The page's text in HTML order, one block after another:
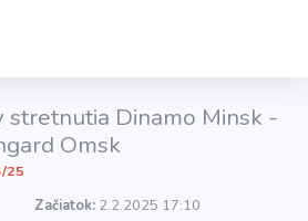
stretnutia Dinamo Minsk -
Omsk
25
Začiatok: 2.2.2025 17:10